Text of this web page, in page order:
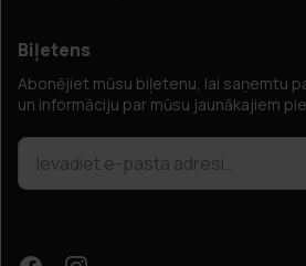
Biļetens
Abonējiet mūsu biļetenu, lai saņemtu
un informāciju par mūsu jaunākajiem